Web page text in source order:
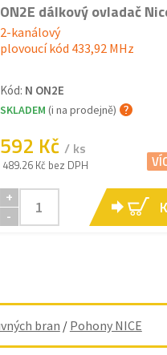
ON2E dálkový ovladač
2-kanálový
plovoucí kód 433,92 MHz
Kód: N ON2E
SKLADEM (i na prodejně)
592 Kč / ks
489.26 Kč bez DPH
+
-
bran / Pohony NICE